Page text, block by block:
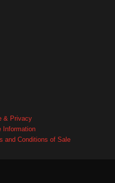
& Privacy
Information
and Conditions of Sale